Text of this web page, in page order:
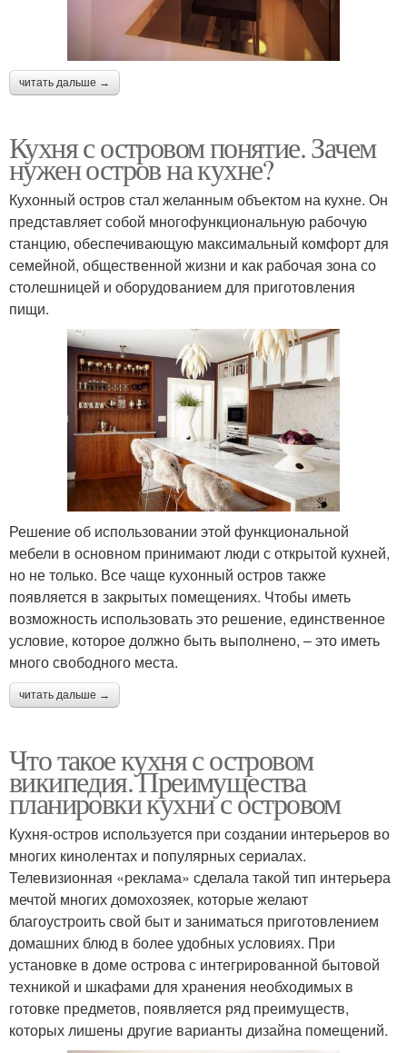
читать дальше →
Кухня с островом понятие. Зачем
нужен остров на кухне?
Кухонный остров стал желанным объектом на кухне. Он
представляет собой многофункциональную рабочую
станцию, обеспечивающую максимальный комфорт для
семейной, общественной жизни и как рабочая зона со
столешницей и оборудованием для приготовления
пищи.
Решение об использовании этой функциональной
мебели в основном принимают люди с открытой кухней,
но не только. Все чаще кухонный остров также
появляется в закрытых помещениях. Чтобы иметь
возможность использовать это решение, единственное
условие, которое должно быть выполнено, – это иметь
много свободного места.
читать дальше →
Что такое кухня с островом
википедия. Преимущества
планировки кухни с островом
Кухня-остров используется при создании интерьеров во
многих кинолентах и популярных сериалах.
Телевизионная «реклама» сделала такой тип интерьера
мечтой многих домохозяек, которые желают
благоустроить свой быт и заниматься приготовлением
домашних блюд в более удобных условиях. При
установке в доме острова с интегрированной бытовой
техникой и шкафами для хранения необходимых в
готовке предметов, появляется ряд преимуществ,
которых лишены другие варианты дизайна помещений.